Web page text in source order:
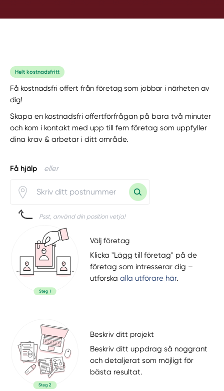
Helt kostnadsfritt
Få kostnadsfri offert från företag som jobbar i närheten av
dig!
Skapa en kostnadsfri offertförfrågan på bara två minuter
och kom i kontakt med upp till fem företag som uppfyller
dina krav & arbetar i ditt område.
Få hjälp eller
Psst, använd din position vetja!
Välj företag
Klicka "Lägg till företag" på de
företag som intresserar dig –
utforskaalla utförare här.
Beskriv ditt projekt
Beskriv ditt uppdrag så noggrant
och detaljerat som möjligt för
bästa resultat.